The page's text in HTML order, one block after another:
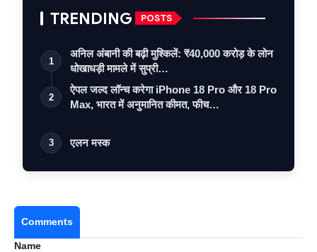
TRENDING POSTS
1
अनिल अंबानी की बढ़ी मुश्किलें: ₹40,000 करोड़ के लोन
धोखाधड़ी मामले में सुप्री…
2
ऐपल जल्द लॉन्च करेगा iPhone 18 Pro और 18 Pro
Max, भारत में अनुमानित कीमत, फीच…
3 एलन मस्क
Comments
Name